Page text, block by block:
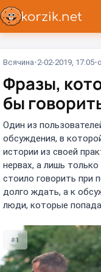
Всячина 2-02-2019, 17:05
Фразы,
бы
Один из
обсуждения, в
истории из своей
нервах, а лишь
стоило говорить при
долго ждать, а к
люди, которые
#1